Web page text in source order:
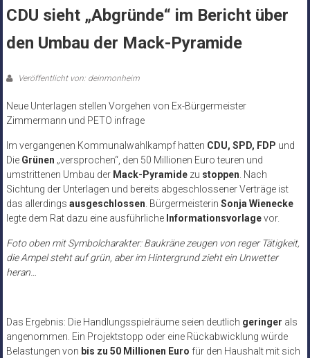
CDU sieht „Abgründe“ im Bericht über
den Umbau der Mack-Pyramide
Veröffentlicht von: deinmonheim
Neue Unterlagen stellen Vorgehen von Ex-Bürgermeister
Zimmermann und PETO infrage
Im vergangenen Kommunalwahlkampf hatten CDU, SPD, FDP und
Die Grünen „versprochen“, den 50 Millionen Euro teuren und
umstrittenen Umbau der Mack-Pyramidezu stoppen. Nach
Sichtung der Unterlagen und bereits abgeschlossener Verträge ist
das allerdings ausgeschlossen. Bürgermeisterin Sonja Wienecke
legte dem Rat dazu eine ausführliche Informationsvorlagevor.
Foto oben mit Symbolcharakter: Baukräne zeugen von reger Tätigkeit,
die Ampel steht auf grün, aber im Hintergrund zieht ein Unwetter
heran…
Das Ergebnis: Die Handlungsspielräume seien deutlich geringer als
angenommen. Ein Projektstopp oder eine Rückabwicklung würde
Belastungen von bis zu 50 Millionen Euro für den Haushalt mit sich